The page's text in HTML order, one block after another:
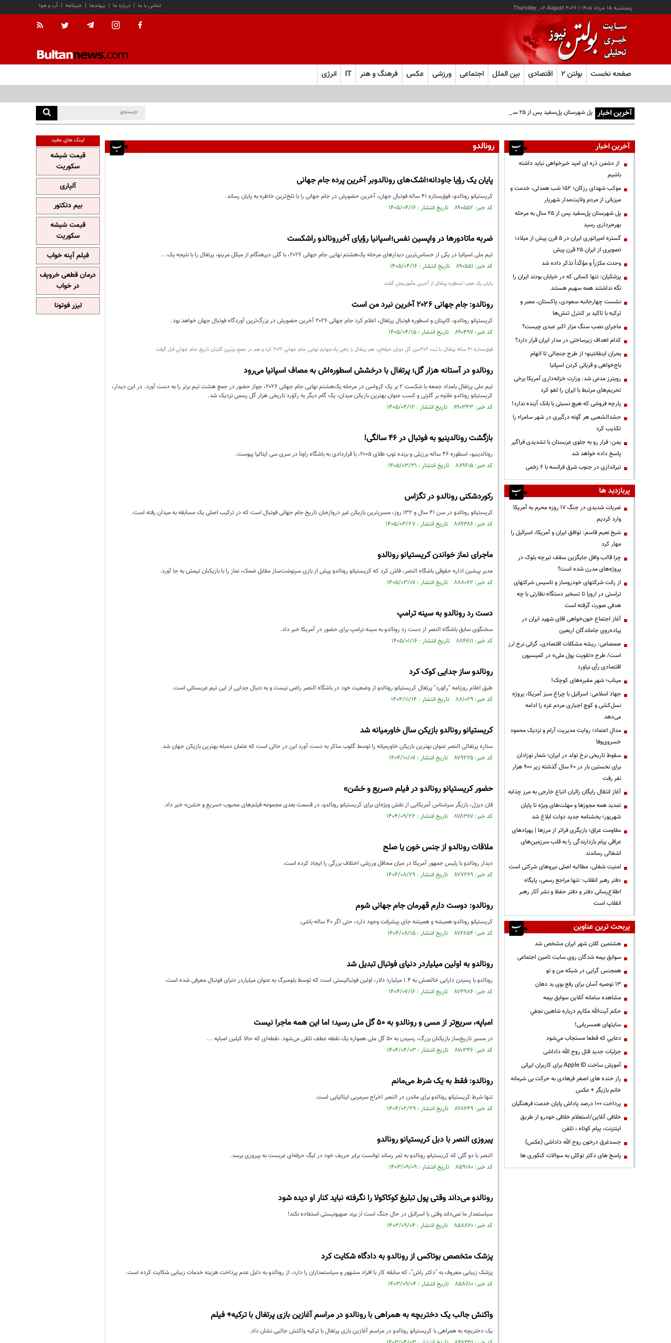
پنجشنبه ۱۵ مرداد ۱۴۰۵ |
Thursday , 06 August 2026 آب و هوا | خبرنامه | پیوندها | درباره ما | تماس با ما
صفحه نخست بولتن ۲ اقتصادی بین الملل اجتماعی ورزشی عکس فرهنگ و هنر IT انرژی
آخرین اخبار پل شهرستان پل‌سفید پس از ۲۵ سال به مرحله بهره‌برداری رسید
رونالدو
پایان یک رؤیا جاودانه؛اشک‌های رونالدوبر آخرین پرده جام جهانی
کریستیانو رونالدو، فوق‌ستاره ۴۱ ساله فوتبال جهان، آخرین حضورش در جام جهانی را با تلخ‌ترین خاطره به پایان رساند.
کد خبر: ۸۹۰۵۵۲ تاریخ انتشار : ۱۴۰۵/۰۴/۱۶
ضربه ماتادورها در واپسین نفس؛اسپانیا رؤیای آخررونالدو راشکست
تیم ملی اسپانیا در یکی از حساس‌ترین دیدارهای مرحله یک‌هشتم نهایی جام جهانی ۲۰۲۶، با گلی دیرهنگام از میکل مرینو، پرتغال را با نتیجه یک...
کد خبر: ۸۹۰۵۵۱ تاریخ انتشار : ۱۴۰۵/۰۴/۱۶
پایان یک عصر؛ اسطوره پرتغال از آخرین مأموریتش گفت
رونالدو: جام جهانی ۲۰۲۶ آخرین نبرد من است
کریستیانو رونالدو، کاپیتان و اسطوره فوتبال پرتغال، اعلام کرد جام جهانی ۲۰۲۶ آخرین حضورش در بزرگ‌ترین آوردگاه فوتبال جهان خواهد بود.
کد خبر: ۸۹۰۴۹۷ تاریخ انتشار : ۱۴۰۵/۰۴/۱۵
فوق‌ستاره ۴۱ ساله پرتغال با ثبت ۹۷۶مین گل دوران حرفه‌ای، هم پرتغال را راهی یک‌چهارم نهایی جام جهانی ۲۰۲۶ کرد و هم در جمع برترین گلزنان تاریخ جام جهانی قرار گرفت
رونالدو در آستانه هزار گل؛ پرتغال با درخشش اسطوره‌اش به مصاف اسپانیا می‌رود
تیم ملی پرتغال بامداد جمعه با شکست ۲ بر یک کرواسی در مرحله یک‌هشتم نهایی جام جهانی ۲۰۲۶، جواز حضور در جمع هشت تیم برتر را به دست آورد. در این دیدار،
کریستیانو رونالدو علاوه بر گلزنی و کسب عنوان بهترین بازیکن میدان، یک گام دیگر به رکورد تاریخی هزار گل رسمی نزدیک شد.
کد خبر: ۸۹۰۳۴۳ تاریخ انتشار : ۱۴۰۵/۰۴/۱۲
بازگشت رونالدینیو به فوتبال در ۴۶ سالگی!
رونالدینیو، اسطوره ۴۶ ساله برزیلی و برنده توپ طلای ۲۰۰۵، با قراردادی به باشگاه راونا در سری سی ایتالیا پیوست.
کد خبر: ۸۸۹۶۱۵ تاریخ انتشار : ۱۴۰۵/۰۳/۳۱
رکوردشکنی رونالدو در تگزاس
کریستیانو رونالدو در سن ۴۱ سال و ۱۳۲ روز، مسن‌ترین بازیکن غیر دروازه‌بان تاریخ جام جهانی فوتبال است که در ترکیب اصلی یک مسابقه به میدان رفته است.
کد خبر: ۸۸۹۳۸۶ تاریخ انتشار : ۱۴۰۵/۰۳/۲۷
ماجرای نماز خواندن کریستیانو رونالدو
مدیر پیشین اداره حقوقی باشگاه النصر، فاش کرد که کریستیانو رونالدو پیش از بازی سرنوشت‌ساز مقابل ضمک، نماز را با بازیکنان تیمش به جا آورد.
کد خبر: ۸۸۸۰۶۲ تاریخ انتشار : ۱۴۰۵/۰۳/۰۷
دست رد رونالدو به سینه ترامپ
سخنگوی سابق باشگاه النصر از دست رد رونالدو به سینه ترامپ برای حضور در آمریکا خبر داد.
کد خبر: ۸۸۴۸۱۱ تاریخ انتشار : ۱۴۰۵/۰۱/۱۶
رونالدو ساز جدایی کوک کرد
طبق اعلام روزنامه "رکورد" پرتغال کریستیانو رونالدو از وضعیت خود در باشگاه النصر راضی نیست و به دنبال جدایی از این تیم عربستانی است.
کد خبر: ۸۸۱۰۲۹ تاریخ انتشار : ۱۴۰۴/۱۱/۱۴
کریستیانو رونالدو بازیکن سال خاورمیانه شد
ستاره پرتغالی النصر عنوان بهترین بازیکن خاورمیانه را توسط گلوب ساکر به دست آورد این در حالی است که عثمان دمبله بهترین بازیکن جهان شد.
کد خبر: ۸۷۹۲۲۵ تاریخ انتشار : ۱۴۰۴/۱۰/۰۷
حضور کریستیانو رونالدو در فیلم «سریع و خشن»
فان دیزل، بازیگر سرشناس آمریکایی از نقش ویژه‌ای برای کریستیانو رونالدو، در قسمت بعدی مجموعه فیلم‌های محبوب «سریع و خشن» خبر داد.
کد خبر: ۸۷۸۳۸۷ تاریخ انتشار : ۱۴۰۴/۰۹/۲۲
ملاقات رونالدو از جنس خون یا صلح
دیدار رونالدو با رئیس جمهور آمریکا در میان محافل ورزشی اختلاف بزرگی را ایجاد کرده است.
کد خبر: ۸۷۷۲۶۹ تاریخ انتشار : ۱۴۰۴/۰۸/۲۹
رونالدو: دوست دارم قهرمان جام جهانی شوم
کریستیانو رونالدو:همیشه و همیشه جای پیشرفت وجود دارد، حتی اگر ۴۰ ساله باشی.
کد خبر: ۸۷۶۶۵۴ تاریخ انتشار : ۱۴۰۴/۰۸/۱۵
رونالدو به اولین میلیاردر دنیای فوتبال تبدیل شد
رونالدو با رسیدن دارایی خالصش به ۱.۴ میلیارد دلار، اولین فوتبالیستی است که توسط بلومبرگ به عنوان میلیاردر دنیای فوتبال معرفی شده است.
کد خبر: ۸۷۴۹۸۶ تاریخ انتشار : ۱۴۰۴/۰۷/۱۶
امباپه، سریع‌تر از مسی و رونالدو به ۵۰ گل ملی رسید؛ اما این همه ماجرا نیست
در مسیر تاریخ‌ساز بازیکنان بزرگ، رسیدن به ۵۰ گل ملی همواره یک نقطه عطف تلقی می‌شود. نقطه‌ای که حالا کیلین امباپه ...
کد خبر: ۸۷۰۳۴۶ تاریخ انتشار : ۱۴۰۴/۰۴/۰۳
رونالدو: فقط به یک شرط می‌مانم
تنها شرط‌ کریستیانو رونالدو برای ماندن در النصر اخراج سرمربی ایتالیایی است.
کد خبر: ۸۶۸۶۴۹ تاریخ انتشار : ۱۴۰۴/۰۲/۲۹
پیروزی النصر با دبل کریستیانو رونالدو
النصر با دو گلی که کریستیانو رونالدو به ثمر رساند توانست برابر حریف خود در لیگ حرفه‌ای عربست به پیروزی برسد.
کد خبر: ۸۵۹۱۸۰ تاریخ انتشار : ۱۴۰۳/۰۹/۰۹
رونالدو می‌داند وقتی پول تبلیغ کوکاکولا را نگرفته نباید کنار او دیده شود
سیاستمدار ما نمی‌داند وقتی با اسرائیل در حال جنگ است از برند صهیونیستی استفاده نکند!
کد خبر: ۸۵۸۸۲۰ تاریخ انتشار : ۱۴۰۳/۰۹/۰۴
پزشک متخصص بوتاکس از رونالدو به دادگاه شکایت کرد
پزشک زیبایی معروف به "دکتر راش"، که سابقه کار با افراد مشهور و سیاستمداران را دارد، از رونالدو به دلیل عدم پرداخت هزینه خدمات زیبایی شکایت کرده است.
کد خبر: ۸۵۸۸۱۰ تاریخ انتشار : ۱۴۰۳/۰۹/۰۴
واکنش جالب یک دختربچه به همراهی با رونالدو در مراسم آغازین بازی پرتغال با ترکیه+ فیلم
یک دختربچه به همراهی با کریستیانو رونالدو در مراسم آغازین بازی پرتغال با ترکیه واکنش جالبی نشان داد.
آخرین اخبار
از دشمن ذره ای امید خیرخواهی نباید داشته
باشیم
موکب شهدای رزکان؛ ۱۵۲ شب همدلی، خدمت و
میزبانی از مردم ولایت‌مدار شهریار
پل شهرستان پل‌سفید پس از ۲۵ سال به مرحله
بهره‌برداری رسید
گستره امپراتوری ایران در ۵ قرن پیش از میلاد؛
تصویری از ایران ۲۵ قرن پیش
وحدت مکرّراً و مؤکّداً تذکر داده شد
پزشکیان: تنها کسانی که در خیابان بودند ایران را
نگه نداشتند همه سهیم هستند
نشست چهارجانبه سعودی، پاکستان، مصر و
ترکیه با تاکید بر کنترل تنش‌ها
ماجرای نصب سنگ مزار اکبر عبدی چیست؟
کدام اهداف زیرساختی در مدار ایران قرار دارد؟
بحران اینفانتینو؛ از طرح جنجالی تا اتهام
باج‌خواهی و قربانی کردن اسپانیا
رویترز مدعی شد: وزارت خزانه‌داری آمریکا برخی
تحریم‌های مرتبط با ایران را لغو کرد
پارچه فروشی که هیچ نسبتی با بانک آینده ندارد!
حشدالشعبی هر گونه درگیری در شهر سامراء را
تکذیب کرد
یمن: فرار رو به جلوی عربستان با تشدیدی فراگیر
پاسخ داده خواهد شد
تیراندازی در جنوب شرق فرانسه با ۶ زخمی
پربازدید ها
ضربات شدیدی در جنگ ۱۷ روزه محرم به آمریکا
وارد کردیم
شیخ نعیم قاسم: توافق ایران و آمریکا، اسرائیل را
مهار کرد
چرا قالب وافل جایگزین سقف تیرچه بلوک در
پروژه‌های مدرن شده است؟
از رانت‌ شرکتهای خودروساز و تاسیس شرکتهای
تراستی در اروپا تا تسخیر دستگاه نظارتی با چه
هدفی صورت گرفته است
آغاز اجتماع خون‌خواهی اقای شهید ایران در
پیاده‌روی جاماندگان اربعین
صمصامی: ریشه مشکلات اقتصادی، گرانی نرخ ارز
است/ طرح «تقویت پول ملی» در کمیسیون
اقتصادی رأی نیاورد
میناب؛ شهرِ مقبره‌های کوچک!
جهاد اسلامی: اسرائیل با چراغ سبز آمریکا، پروژه
نسل‌کشی و کوچ اجباری مردم غزه را ادامه
می‌دهد
مدالِ اعتماد؛ روایت مدیریت آرام و نزدیک محمود
خسروی‌وفا
سقوط تاریخی نرخ تولد در ایران؛ شمار نوزادان
برای نخستین بار در ۶۰ سال گذشته زیر ۹۰۰ هزار
نفر رفت
آغاز انتقال رایگان زائران اتباع خارجی به مرز چذابه
تمدید همه مجوزها و مهلت‌های ویژه تا پایان
شهریور؛ بخشنامه جدید دولت ابلاغ شد
مقاومت عراق؛ بازیگری فراتر از مرزها | پهپادهای
عراقی پیام بازدارندگی را به قلب سرزمین‌های
اشغالی رساندند
‌امنیت شغلی، مطالبه اصلی نیروهای شرکتی است
دفتر رهبر انقلاب: تنها مراجع رسمی، پایگاه
اطلاع‌رسانی دفتر و دفتر حفظ و نشر آثار رهبر
انقلاب است
پربحث ترین عناوین
هشتمین کلان شهر ایران مشخص شد
سوابق بیمه شدگان روی سایت تامین اجتماعی
همجنس گرایی در شبکه من و تو
13 توصیه آسان برای رفع بوی بد دهان
مشاهده سامانه آنلاين سوابق بیمه
حكم آيت‌الله مكارم درباره شاهين نجفي
سایتهای همسریابی!
دعايي كه قطعا مستجاب مي‌شود
جزئیات جدید قتل روح الله داداشی
آموزش ساخت Apple ID برای کاربران ایرانی
راز خنده های اصغر فرهادی به حرکت بی شرمانه
خانم بازیگر + عکس
پرداخت ۱۰۰ درصد پاداش پایان خدمت فرهنگیان
خلافی آنلاین/استعلام خلافی خودرو از طریق
اینترنت، پیام کوتاه ، تلفن
جسدغرق درخون روح الله داداشی (عکس)
پاسخ های دکتر توکلی به سوالات کنکوری ها
لینک های مفید
قیمت شیشه
سکوریت
آلپاری
بیم دتکتور
قیمت شیشه
سکوریت
فیلم آپنه خواب
درمان قطعی خروپف
در خواب
لیزر فوتونا